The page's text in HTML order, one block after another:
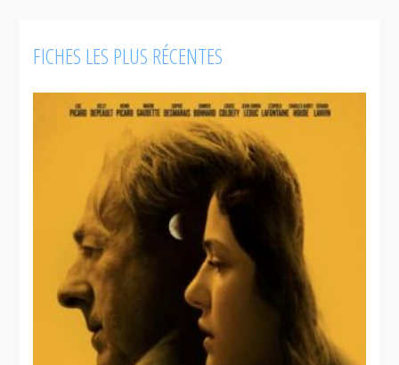
FICHES LES PLUS RÉCENTES